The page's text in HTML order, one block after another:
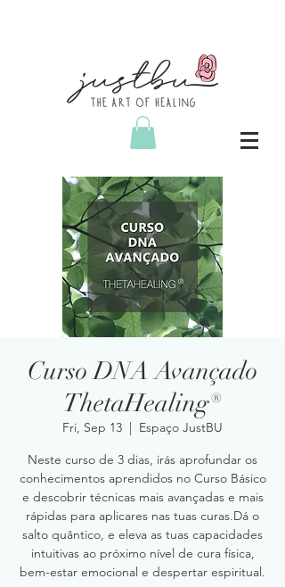
Curso DNA Avançado
ThetaHealing®
Fri, Sep 13
  |
Espaço JustBU
Neste curso de 3 dias, irás aprofundar os
conhecimentos aprendidos no Curso Básico
e descobrir técnicas mais avançadas e mais
rápidas para aplicares nas tuas curas.Dá o
salto quântico, e eleva as tuas capacidades
intuitivas ao próximo nível de cura física,
bem-estar emocional e despertar espiritual.